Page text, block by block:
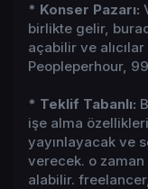
* Konser Pazarı:
birlikte gelir,
açabilir ve
Peopleperhour,
* Teklif Tabanlı:
işe alma
yayınlayacak ve
verecek. o
alabilir.